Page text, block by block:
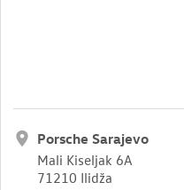
Porsche Sarajevo
Mali Kiseljak 6A
71210 Ilidža